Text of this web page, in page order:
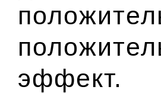
эффект.